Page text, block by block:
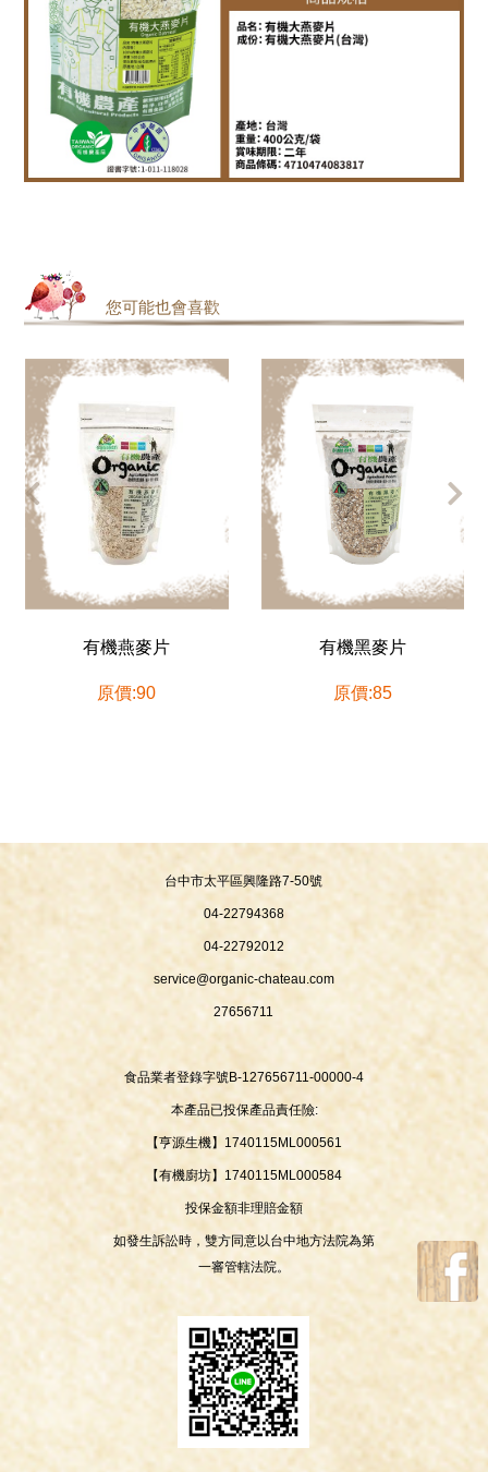
您可能也會喜歡
有機燕麥片
原價:90
有機黑麥片
原價:85
台中市太平區興隆路7-50號
04-22794368
04-22792012
service@organic-chateau.com
27656711
食品業者登錄字號B-127656711-00000-4
本產品已投保產品責任險:
【亨源生機】1740115ML000561
【有機廚坊】1740115ML000584
投保金額非理賠金額
如發生訴訟時，雙方同意以台中地方法院為第
一審管轄法院。